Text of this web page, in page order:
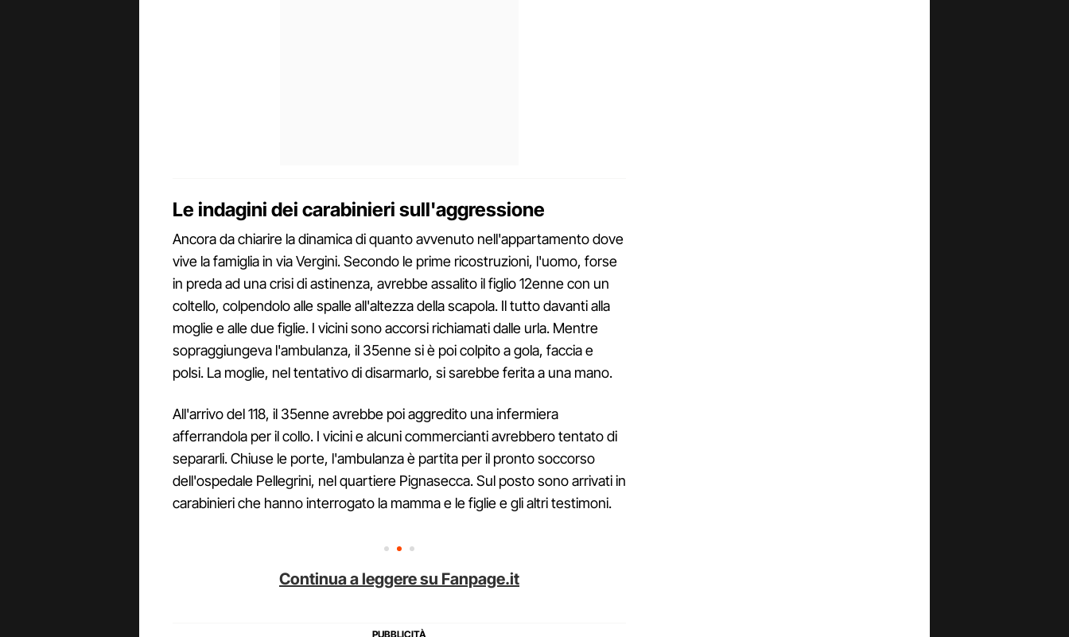
Le indagini dei carabinieri sull'aggressione
Ancora da chiarire la dinamica di quanto avvenuto nell'appartamento dove
vive la famiglia in via Vergini. Secondo le prime ricostruzioni, l'uomo, forse
in preda ad una crisi di astinenza, avrebbe assalito il figlio 12enne con un
coltello, colpendolo alle spalle all'altezza della scapola. Il tutto davanti alla
moglie e alle due figlie. I vicini sono accorsi richiamati dalle urla. Mentre
sopraggiungeva l'ambulanza, il 35enne si è poi colpito a gola, faccia e
polsi. La moglie, nel tentativo di disarmarlo, si sarebbe ferita a una mano.
All'arrivo del 118, il 35enne avrebbe poi aggredito una infermiera
afferrandola per il collo. I vicini e alcuni commercianti avrebbero tentato di
separarli. Chiuse le porte, l'ambulanza è partita per il pronto soccorso
dell'ospedale Pellegrini, nel quartiere Pignasecca. Sul posto sono arrivati in
carabinieri che hanno interrogato la mamma e le figlie e gli altri testimoni.
Continua a leggere su Fanpage.it